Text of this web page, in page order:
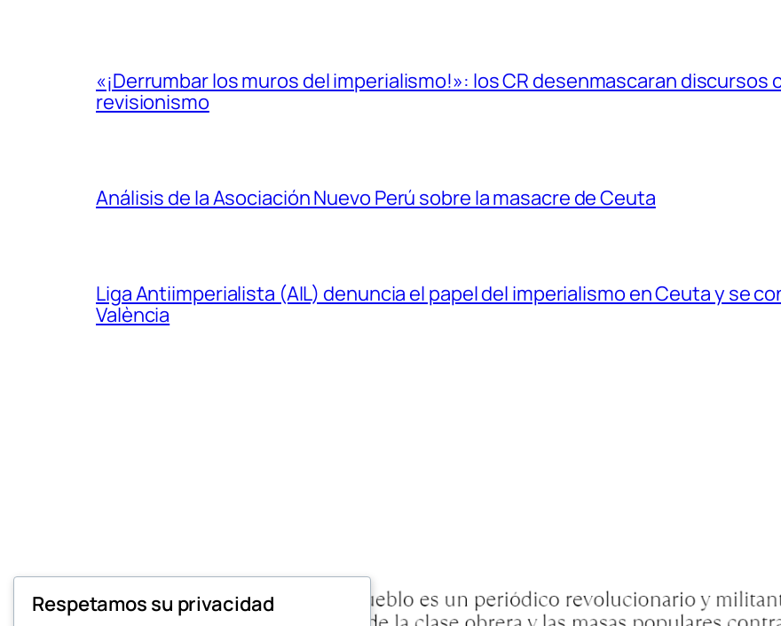
«¡Derrumbar los muros del imperialismo!»: los CR desenmascaran discursos
revisionismo
Análisis de la Asociación Nuevo Perú sobre la masacre de Ceuta
Liga Antiimperialista (AIL) denuncia el papel del imperialismo en Ceuta y se
València
Respetamos su privacidad